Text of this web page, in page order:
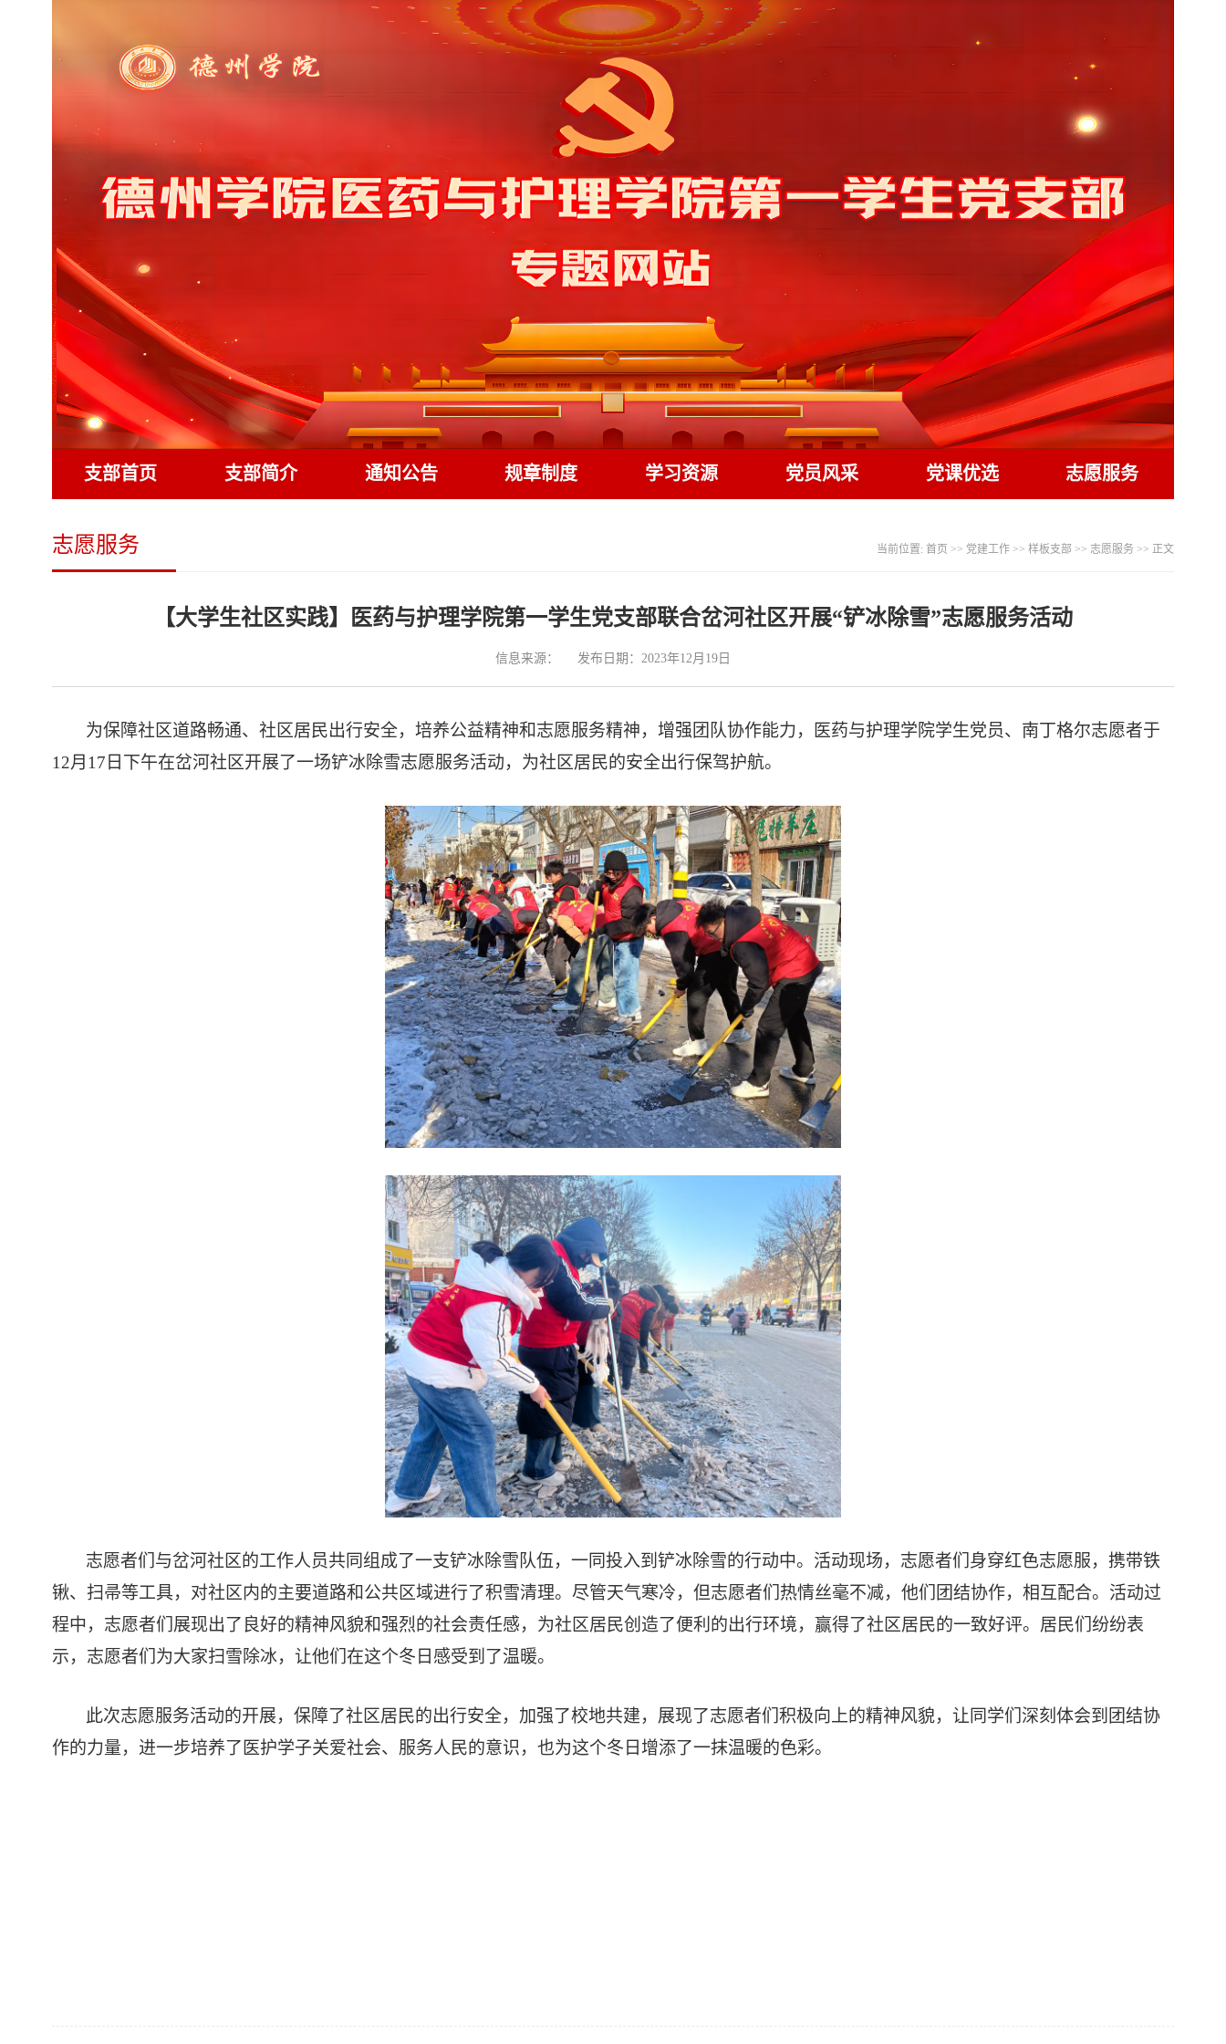
支部首页 支部简介 通知公告 规章制度 学习资源 党员风采 党课优选 志愿服务
当前位置: 首页 >> 党建工作 >> 样板支部 >> 志愿服务 >> 正文
志愿服务
【大学生社区实践】医药与护理学院第一学生党支部联合岔河社区开展“铲冰除雪”志愿服务活动
信息来源： 发布日期：2023年12月19日
为保障社区道路畅通、社区居民出行安全，培养公益精神和志愿服务精神，增强团队协作能力，医药与护理学院学生党员、南丁格尔志愿者于
12月17日下午在岔河社区开展了一场铲冰除雪志愿服务活动，为社区居民的安全出行保驾护航。
志愿者们与岔河社区的工作人员共同组成了一支铲冰除雪队伍，一同投入到铲冰除雪的行动中。活动现场，志愿者们身穿红色志愿服，携带铁
锹、扫帚等工具，对社区内的主要道路和公共区域进行了积雪清理。尽管天气寒冷，但志愿者们热情丝毫不减，他们团结协作，相互配合。活动过
程中，志愿者们展现出了良好的精神风貌和强烈的社会责任感，为社区居民创造了便利的出行环境，赢得了社区居民的一致好评。居民们纷纷表
示，志愿者们为大家扫雪除冰，让他们在这个冬日感受到了温暖。
此次志愿服务活动的开展，保障了社区居民的出行安全，加强了校地共建，展现了志愿者们积极向上的精神风貌，让同学们深刻体会到团结协
作的力量，进一步培养了医护学子关爱社会、服务人民的意识，也为这个冬日增添了一抹温暖的色彩。